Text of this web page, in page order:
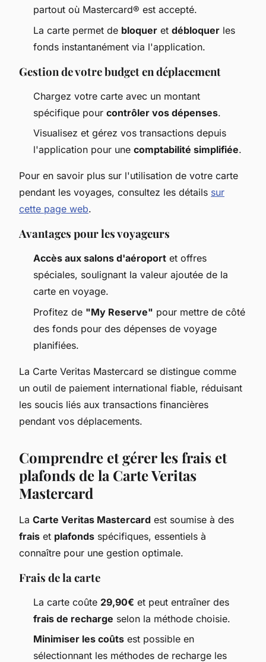
partout où Mastercard® est accepté.
La carte permet de bloquer et débloquer les
fonds instantanément via l'application.
Gestion de votre budget en déplacement
Chargez votre carte avec un montant
spécifique pour contrôler vos dépenses.
Visualisez et gérez vos transactions depuis
l'application pour une comptabilité simplifiée.
Pour en savoir plus sur l'utilisation de votre carte
pendant les voyages, consultez les détails sur
cette page web.
Avantages pour les voyageurs
Accès aux salons d'aéroport et offres
spéciales, soulignant la valeur ajoutée de la
carte en voyage.
Profitez de "My Reserve" pour mettre de côté
des fonds pour des dépenses de voyage
planifiées.
La Carte Veritas Mastercard se distingue comme
un outil de paiement international fiable, réduisant
les soucis liés aux transactions financières
pendant vos déplacements.
Comprendre et gérer les frais et
plafonds de la Carte Veritas
Mastercard
La Carte Veritas Mastercard est soumise à des
frais et plafonds spécifiques, essentiels à
connaître pour une gestion optimale.
Frais de la carte
La carte coûte 29,90€ et peut entraîner des
frais de recharge selon la méthode choisie.
Minimiser les coûts est possible en
sélectionnant les méthodes de recharge les